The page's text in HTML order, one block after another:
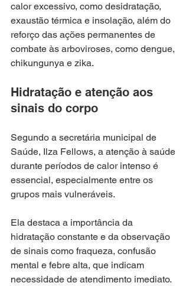
calor excessivo, como desidratação,
exaustão térmica e insolação, além do
reforço das ações permanentes de
combate às arboviroses, como dengue,
chikungunya e zika.
Hidratação e atenção aos
sinais do corpo
Segundo a secretária municipal de
Saúde, Ilza Fellows, a atenção à saúde
durante períodos de calor intenso é
essencial, especialmente entre os
grupos mais vulneráveis.
Ela destaca a importância da
hidratação constante e da observação
de sinais como fraqueza, confusão
mental e febre alta, que indicam
necessidade de atendimento imediato.